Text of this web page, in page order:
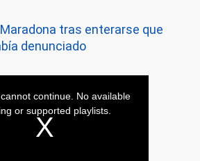
tras enterarse que
denunciado